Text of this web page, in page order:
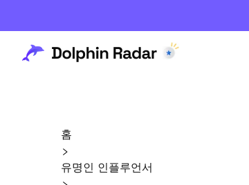
홈
유명인 인플루언서